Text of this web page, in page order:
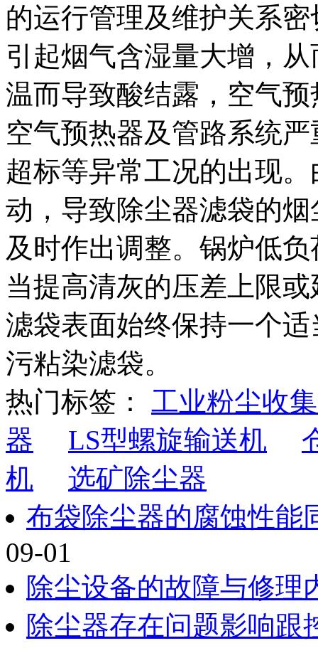
的运行管理及维护关系
引起烟气含湿量大增，
温而导致酸结露，空气
空气预热器及管路系统
超标等异常工况的出现
动，导致除尘器滤袋的
及时作出调整。锅炉低
当提高清灰的压差上限
滤袋表面始终保持一个
污粘染滤袋。
热门标签： 工业粉尘收
器
LS型螺旋输送机
机
选矿除尘器
布袋除尘器的腐蚀性能
09-01
除尘设备的故障与修理
除尘器存在问题影响跟